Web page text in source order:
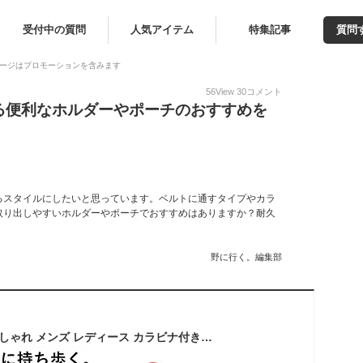
受付中の質問 人気アイテム 特集記事 質問
ジはプロモーションを含みます
56View 30コメント
利なホルダーやポーチのおすすめを
タイルにしたいと思っています。ベルトに通すタイプやカラ
出しやすいホルダーやポーチでおすすめはありますか？耐久
野に行く。編集部
縦型 スマホポーチ おしゃれ メンズ レディース カラビナ付き フック ベルト通し ウエストポーチ ポシェット ベルトポーチ お洒落 シンプル スマホ入れ アウトドア マジックテープ 軽量 散歩 ウォーキング